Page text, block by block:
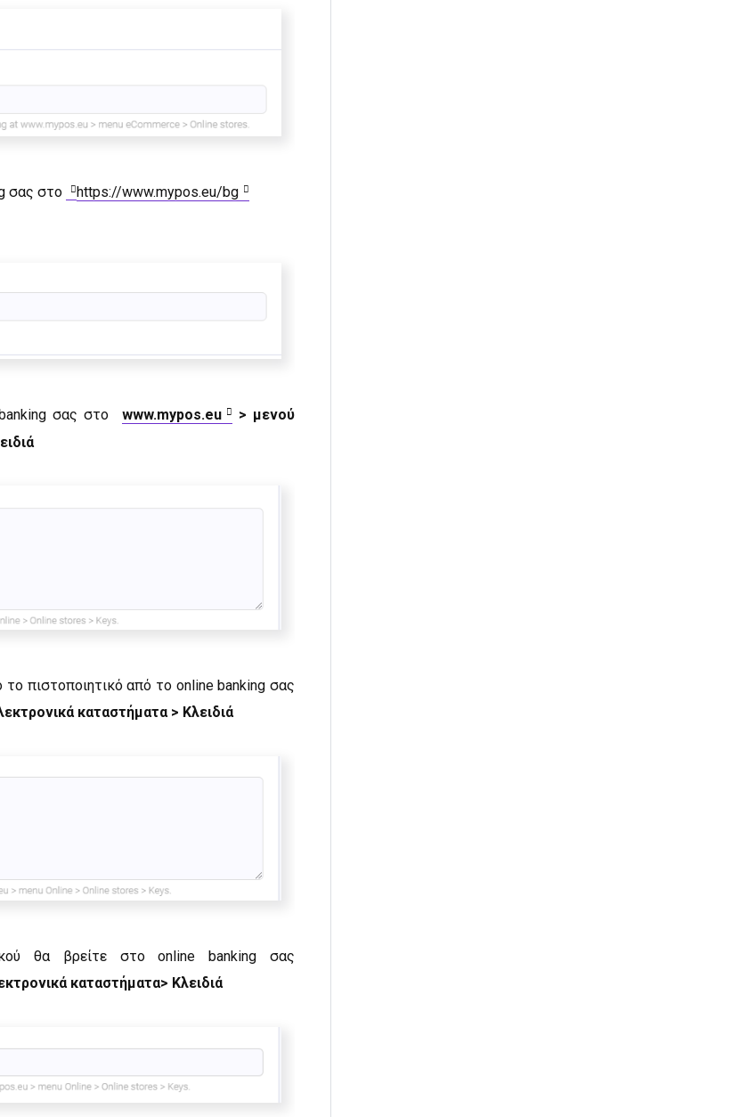
σας στο https://www.mypos.eu/bg
σας στο www.mypos.eu
> μενού
πιστοποιητικό από το online banking σας
καταστήματα > Κλειδιά
θα βρείτε στο online banking σας
καταστήματα> Κλειδιά